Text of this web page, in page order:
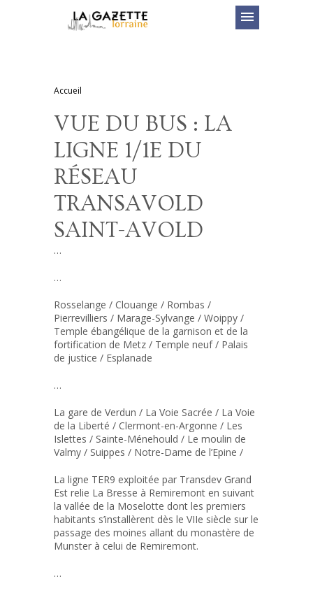
menu
Accueil
VUE DU BUS : LA
LIGNE 1/1E DU
RÉSEAU
TRANSAVOLD
SAINT-AVOLD
…
…
Rosselange / Clouange / Rombas /
Pierrevilliers / Marage-Sylvange / Woippy /
Temple ébangélique de la garnison et de la
fortification de Metz / Temple neuf / Palais
de justice / Esplanade
…
La gare de Verdun / La Voie Sacrée / La Voie
de la Liberté / Clermont-en-Argonne / Les
Islettes / Sainte-Ménehould / Le moulin de
Valmy / Suippes / Notre-Dame de l’Epine /
La ligne TER9 exploitée par Transdev Grand
Est relie La Bresse à Remiremont en suivant
la vallée de la Moselotte dont les premiers
habitants s’installèrent dès le VIIe siècle sur le
passage des moines allant du monastère de
Munster à celui de Remiremont.
…